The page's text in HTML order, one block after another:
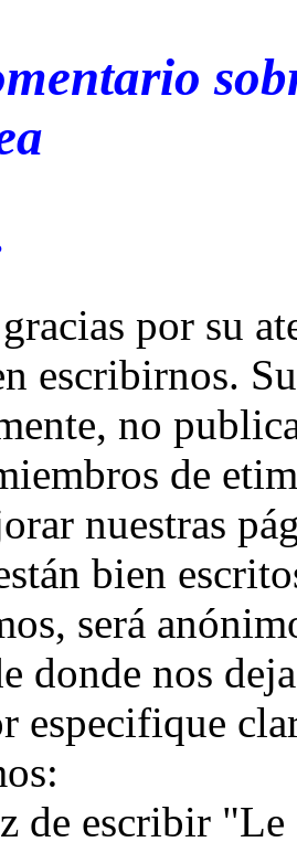
por su
escribirnos.
no
de
nuestras
bien
será
donde nos
especifique
de escribir